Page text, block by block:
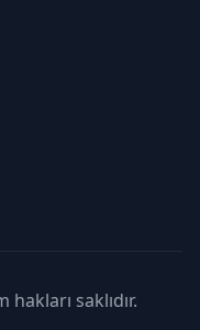
saklıdır.